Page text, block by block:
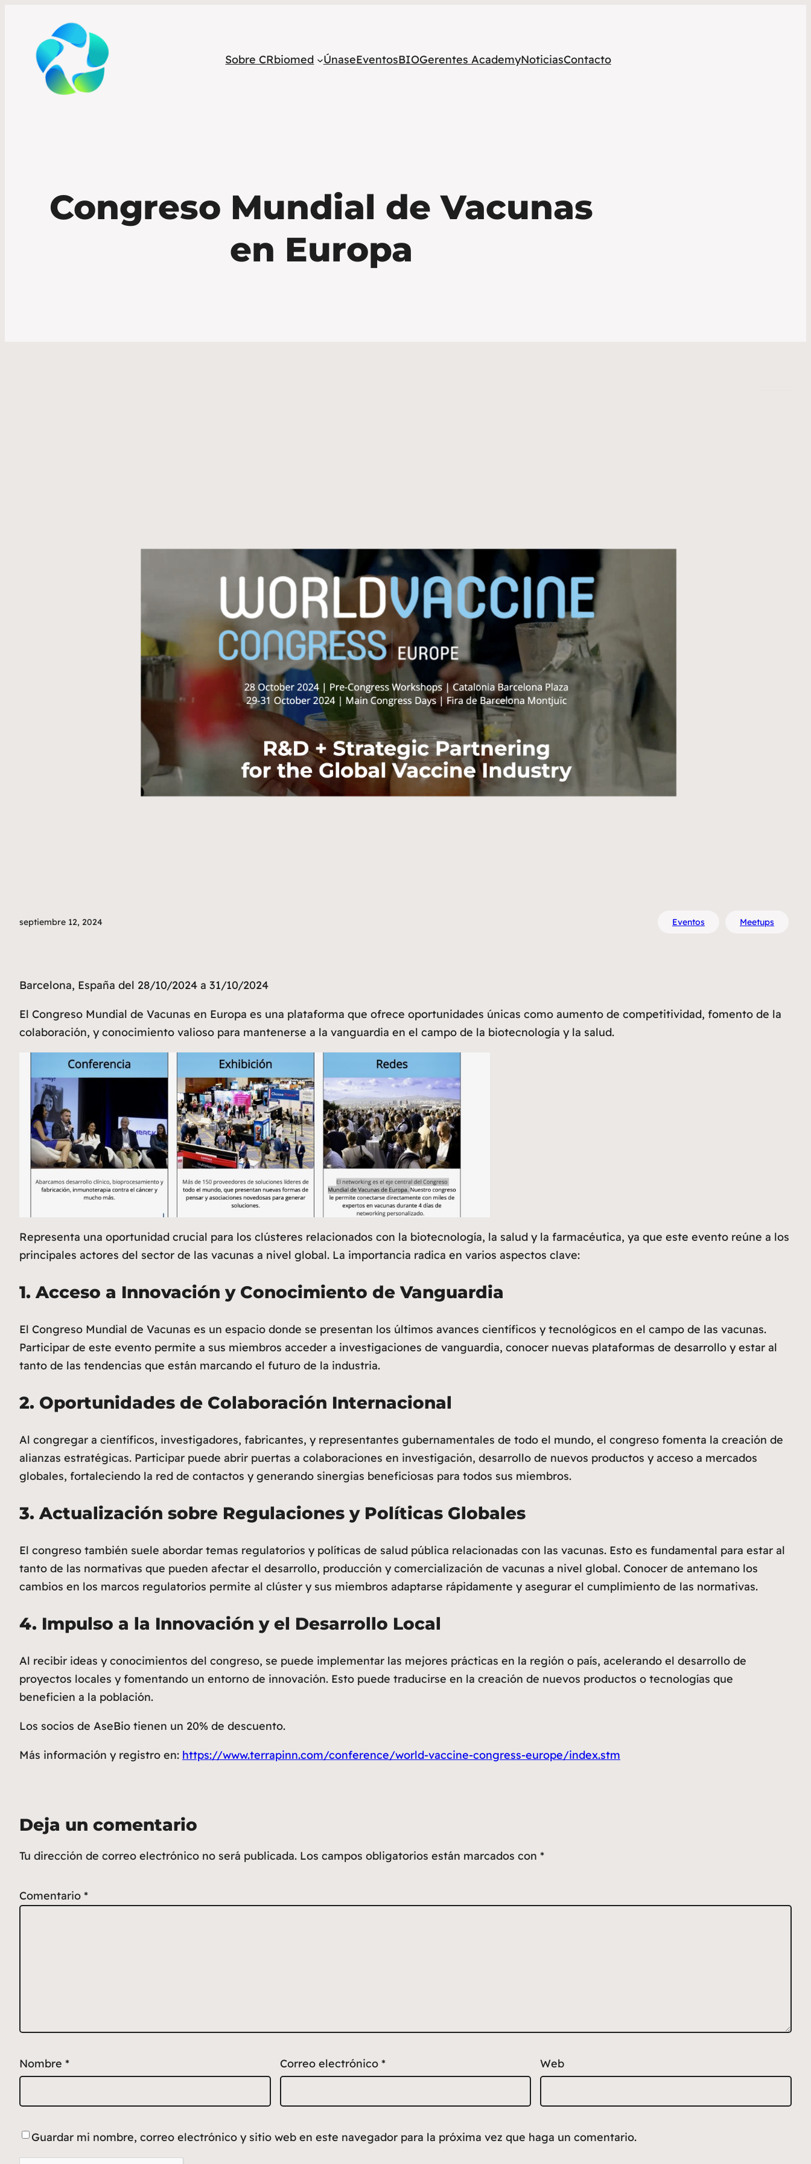
Sobre CRbiomed ÚnaseEventosBIOGerentes AcademyNoticiasContacto
Congreso Mundial de Vacunas
en Europa
septiembre 12, 2024 Eventos Meetups
Barcelona, España del 28/10/2024 a 31/10/2024
El Congreso Mundial de Vacunas en Europa es una plataforma que ofrece oportunidades únicas como aumento de competitividad, fomento de la
colaboración, y conocimiento valioso para mantenerse a la vanguardia en el campo de la biotecnología y la salud.
Representa una oportunidad crucial para los clústeres relacionados con la biotecnología, la salud y la farmacéutica, ya que este evento reúne a los
principales actores del sector de las vacunas a nivel global. La importancia radica en varios aspectos clave:
1.Acceso a Innovación y Conocimiento de Vanguardia
El Congreso Mundial de Vacunas es un espacio donde se presentan los últimos avances científicos y tecnológicos en el campo de las vacunas.
Participar de este evento permite a sus miembros acceder a investigaciones de vanguardia, conocer nuevas plataformas de desarrollo y estar al
tanto de las tendencias que están marcando el futuro de la industria.
2. Oportunidades de Colaboración Internacional
Al congregar a científicos, investigadores, fabricantes, y representantes gubernamentales de todo el mundo, el congreso fomenta la creación de
alianzas estratégicas. Participar puede abrir puertas a colaboraciones en investigación, desarrollo de nuevos productos y acceso a mercados
globales, fortaleciendo la red de contactos y generando sinergias beneficiosas para todos sus miembros.
3.Actualización sobre Regulaciones y Políticas Globales
El congreso también suele abordar temas regulatorios y políticas de salud pública relacionadas con las vacunas. Esto es fundamental para estar al
tanto de las normativas que pueden afectar el desarrollo, producción y comercialización de vacunas a nivel global. Conocer de antemano los
cambios en los marcos regulatorios permite al clúster y sus miembros adaptarse rápidamente y asegurar el cumplimiento de las normativas.
4. Impulso a la Innovación y el Desarrollo Local
Al recibir ideas y conocimientos del congreso, se puede implementar las mejores prácticas en la región o país, acelerando el desarrollo de
proyectos locales y fomentando un entorno de innovación. Esto puede traducirse en la creación de nuevos productos o tecnologías que
beneficien a la población.
Los socios de AseBio tienen un 20% de descuento.
Más información y registro en: https://www.terrapinn.com/conference/world-vaccine-congress-europe/index.stm
Deja un comentario
Tu dirección de correo electrónico no será publicada. Los campos obligatorios están marcados con *
Comentario *
Nombre * Correo electrónico * Web
Guardar mi nombre, correo electrónico y sitio web en este navegador para la próxima vez que haga un comentario.